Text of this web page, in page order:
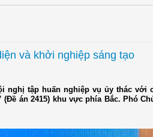
và khởi nghiệp sáng tạo
nghị tập huấn nghiệp vụ ủy thác với
án 2415) khu vực phía Bắc. Phó